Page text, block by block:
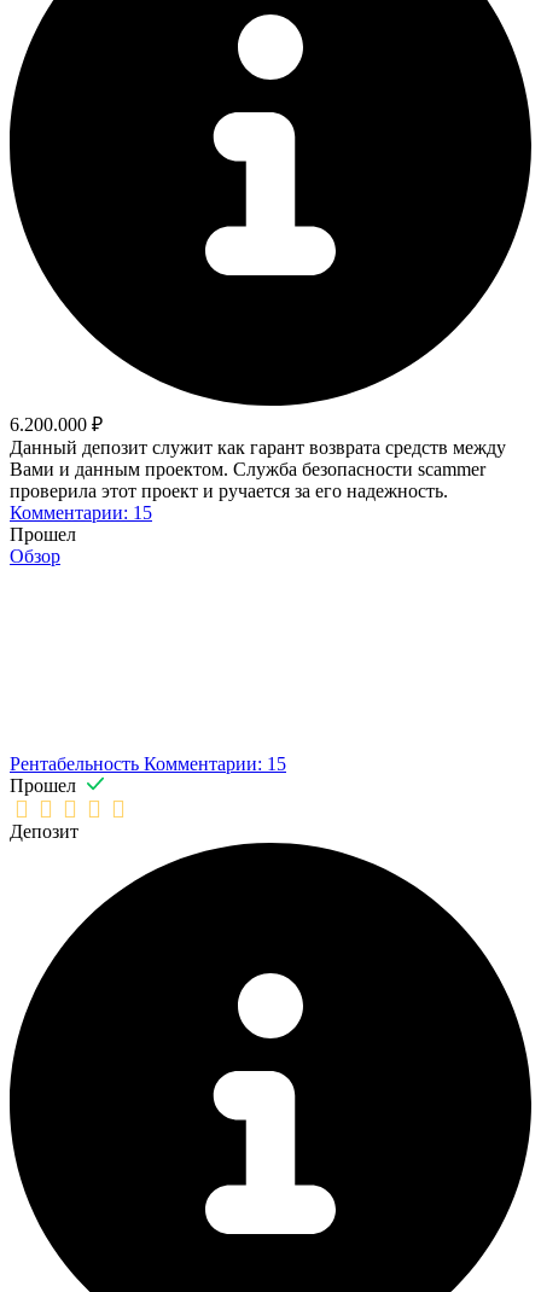
6.200.000 ₽
Данный депозит служит как гарант возврата средств между
Вами и данным проектом. Служба безопасности scammer
проверила этот проект и ручается за его надежность.
Комментарии: 15
Прошел
Обзор
Рентабельность Комментарии: 15
Прошел
Депозит